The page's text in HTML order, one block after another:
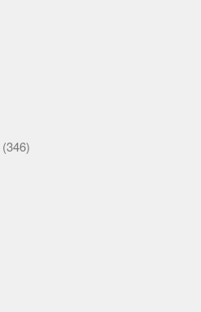
(346)